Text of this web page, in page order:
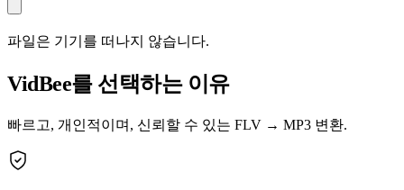
파일은 기기를 떠나지 않습니다.
VidBee를 선택하는 이유
빠르고, 개인적이며, 신뢰할 수 있는 FLV → MP3 변환.